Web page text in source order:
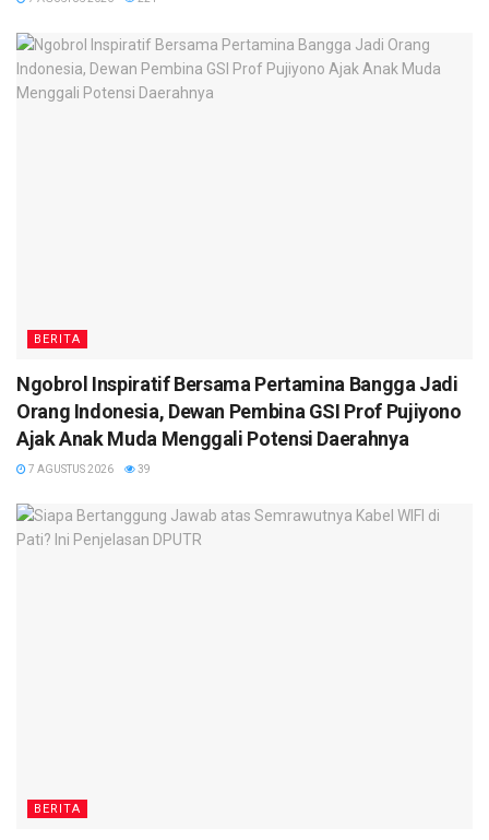
BERITA
Ngobrol Inspiratif Bersama Pertamina Bangga Jadi
Orang Indonesia, Dewan Pembina GSI Prof Pujiyono
Ajak Anak Muda Menggali Potensi Daerahnya
7 AGUSTUS 2026 39
BERITA